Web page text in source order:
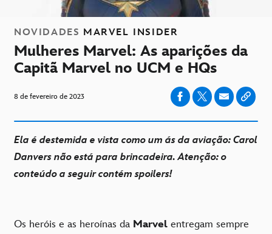
NOVIDADES MARVEL INSIDER
Mulheres Marvel: As aparições da
Capitã Marvel no UCM e HQs
8 de fevereiro de 2023
Ela é destemida e vista como um ás da aviação: Carol
Danvers não está para brincadeira. Atenção: o
conteúdo a seguir contém spoilers!
Os heróis e as heroínas da Marvel entregam sempre